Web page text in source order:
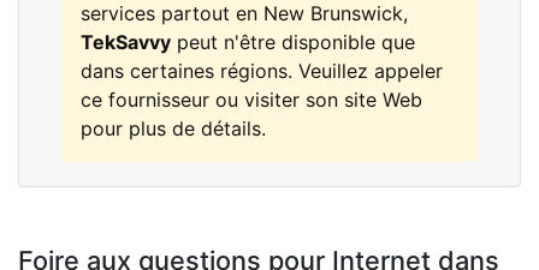
services partout en New Brunswick,
TekSavvy peut n'être disponible que
dans certaines régions. Veuillez appeler
ce fournisseur ou visiter son site Web
pour plus de détails.
Foire aux questions pour Internet dans